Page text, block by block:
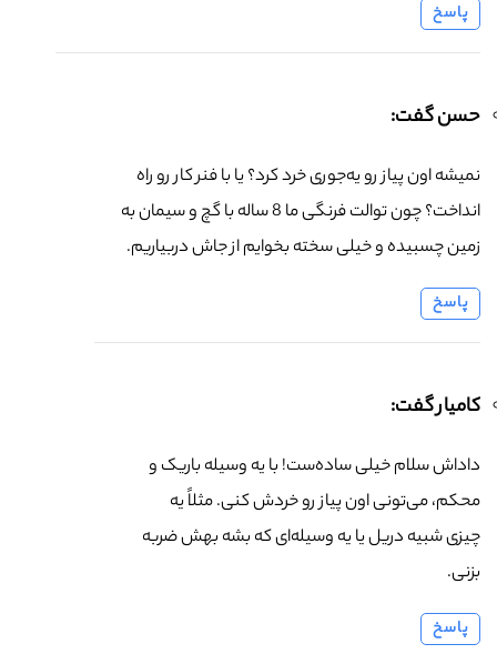
پاسخ
حسن گفت:
نمیشه اون پیاز رو یه‌جوری خرد کرد؟ یا با فنر کار رو راه
انداخت؟ چون توالت فرنگی ما 8 ساله با گچ و سیمان به
زمین چسبیده و خیلی سخته بخوایم از جاش دربیاریم.
پاسخ
کامیار گفت:
داداش سلام خیلی ساده‌ست! با یه وسیله باریک و
محکم، می‌تونی اون پیاز رو خردش کنی. مثلاً یه
چیزی شبیه دریل یا یه وسیله‌ای که بشه بهش ضربه
بزنی.
پاسخ